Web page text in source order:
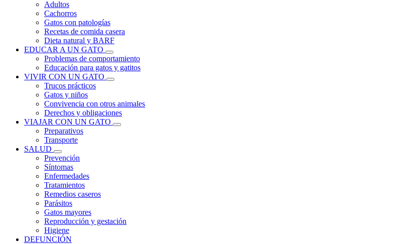
Adultos
Cachorros
Gatos con patologías
Recetas de comida casera
Dieta natural y BARF
EDUCAR A UN GATO
Problemas de comportamiento
Educación para gatos y gatitos
VIVIR CON UN GATO
Trucos prácticos
Gatos y niños
Convivencia con otros animales
Derechos y obligaciones
VIAJAR CON UN GATO
Preparativos
Transporte
SALUD
Prevención
Síntomas
Enfermedades
Tratamientos
Remedios caseros
Parásitos
Gatos mayores
Reproducción y gestación
Higiene
DEFUNCIÓN